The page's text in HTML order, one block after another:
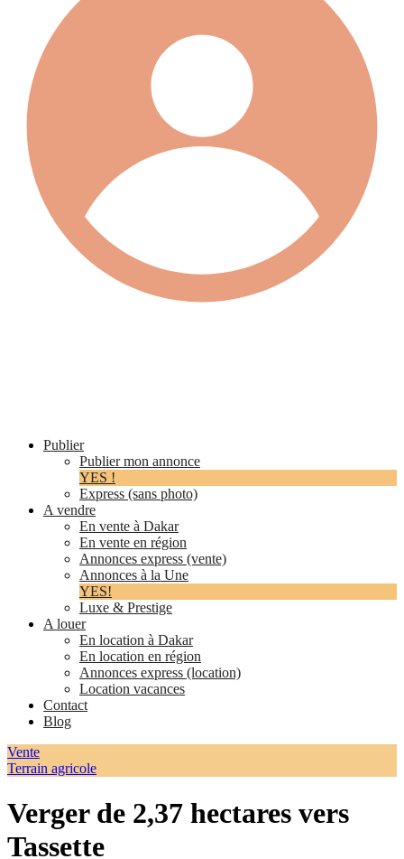
Publier
Publier mon annonce
YES !
Express (sans photo)
A vendre
En vente à Dakar
En vente en région
Annonces express (vente)
Annonces à la Une
YES!
Luxe & Prestige
A louer
En location à Dakar
En location en région
Annonces express (location)
Location vacances
Contact
Blog
Vente
Terrain agricole
Verger de 2,37 hectares vers
Tassette